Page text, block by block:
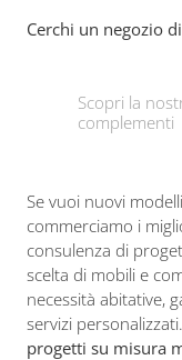
Cerchi un negozio
Scopri la
complementi
Se vuoi nuovi
commerciamo i
consulenza di
scelta di mobili e
necessità abitative,
servizi
progetti su misura